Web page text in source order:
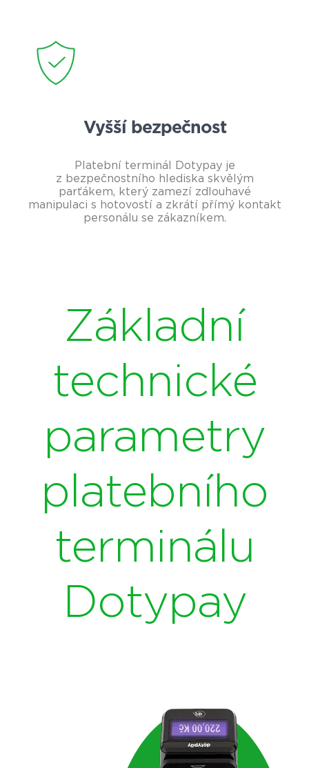
Vyšší bezpečnost
Platební terminál Dotypay je
z bezpečnostního hlediska skvělým
parťákem, který zamezí zdlouhavé
manipulaci s hotovostí a zkrátí přímý kontakt
personálu se zákazníkem.
Základní
technické
parametry
platebního
terminálu
Dotypay